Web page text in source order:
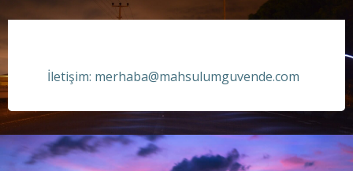
İletişim: merhaba@mahsulumguvende.com